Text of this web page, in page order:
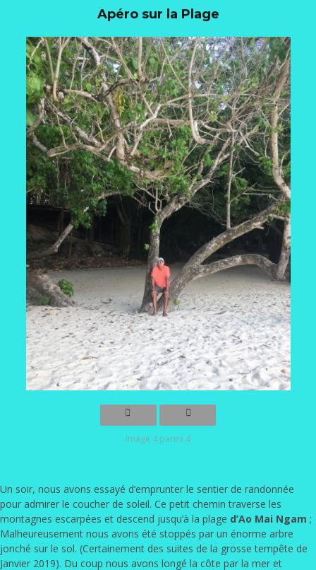
Apéro sur la Plage
Image 4 parmi 4
Un soir, nous avons essayé d’emprunter le sentier de randonnée
pour admirer le coucher de soleil. Ce petit chemin traverse les
montagnes escarpées et descend jusqu’à la plage d’Ao Mai Ngam ;
Malheureusement nous avons été stoppés par un énorme arbre
jonché sur le sol. (Certainement des suites de la grosse tempête de
Janvier 2019). Du coup nous avons longé la côte par la mer et